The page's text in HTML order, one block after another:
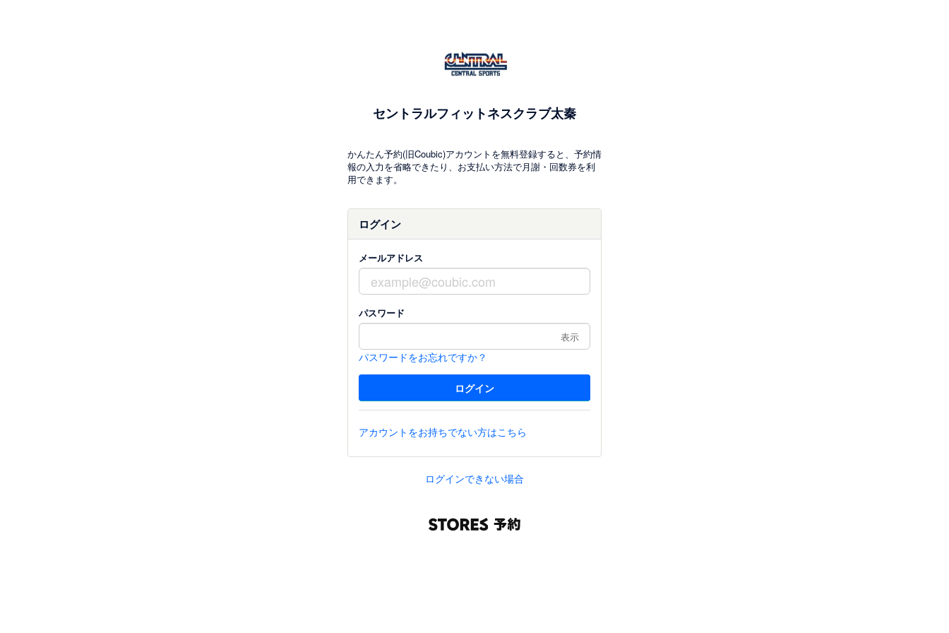
セントラルフィットネスクラブ太秦
かんたん予約(旧Coubic)アカウントを無料登録すると、予約情
報の入力を省略できたり、お支払い方法で月謝・回数券を利
用できます。
ログイン
メールアドレス
パスワード
表示
パスワードをお忘れですか？
アカウントをお持ちでない方はこちら
ログインできない場合